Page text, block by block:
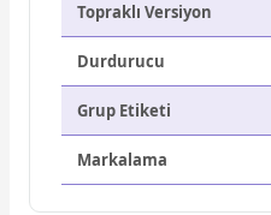
Topraklı Versiyon
Durdurucu
Grup Etiketi
Markalama